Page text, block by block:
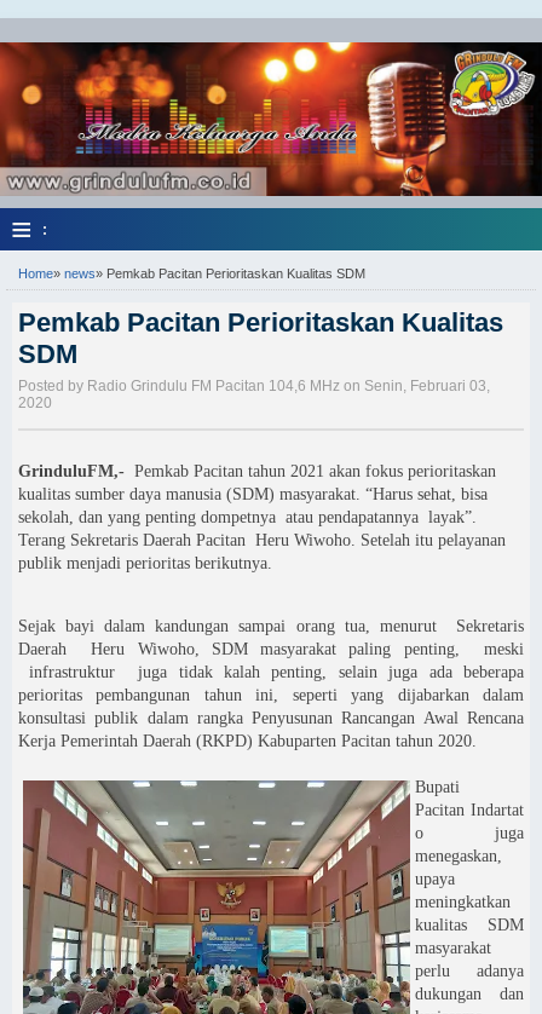
≡ :
Home» news» Pemkab Pacitan Perioritaskan Kualitas SDM
Pemkab Pacitan Perioritaskan Kualitas
SDM
Posted by Radio Grindulu FM Pacitan 104,6 MHz on Senin, Februari 03,
2020
GrinduluFM,- Pemkab Pacitan tahun 2021 akan fokus perioritaskan
kualitas sumber daya manusia (SDM) masyarakat. “Harus sehat, bisa
sekolah, dan yang penting dompetnya atau pendapatannya layak”.
Terang Sekretaris Daerah Pacitan Heru Wiwoho. Setelah itu pelayanan
publik menjadi perioritas berikutnya.
Sejak bayi dalam kandungan sampai orang tua, menurut
Sekretaris
Daerah
Heru Wiwoho, SDM masyarakat paling penting,
meski
infrastruktur
juga tidak kalah penting, selain juga ada beberapa
perioritas pembangunan tahun ini, seperti yang dijabarkan dalam
konsultasi publik dalam rangka Penyusunan Rancangan Awal Rencana
Kerja Pemerintah Daerah (RKPD) Kabuparten Pacitan tahun 2020.
Bupati
Pacitan Indartat
o juga
menegaskan,
upaya
meningkatkan
kualitas SDM
masyarakat
perlu adanya
dukungan dan